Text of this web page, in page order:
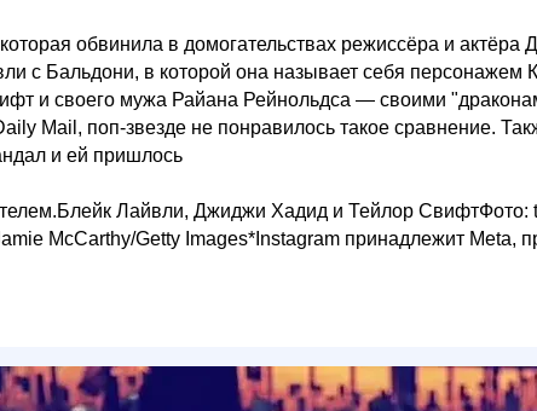
обвинила в домогательствах режиссёра и актёра
с Бальдони, в которой она называет себя персонажем
и своего мужа Райана Рейнольдса — своими
Mail, поп-звезде не понравилось такое сравнение.
и ей пришлось
Лайвли, Джиджи Хадид и Тейлор СвифтФото:
McCarthy/Getty Images*Instagram принадлежит Meta,